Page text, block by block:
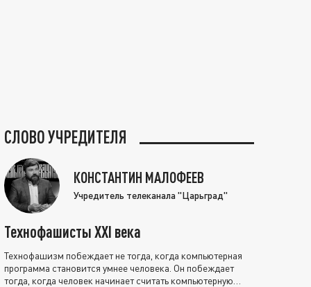
СЛОВО УЧРЕДИТЕЛЯ
КОНСТАНТИН МАЛОФЕЕВ
Учредитель телеканала "Царьград"
Технофашисты XXI века
Технофашизм побеждает не тогда, когда компьютерная
программа становится умнее человека. Он побеждает
тогда, когда человек начинает считать компьютерную